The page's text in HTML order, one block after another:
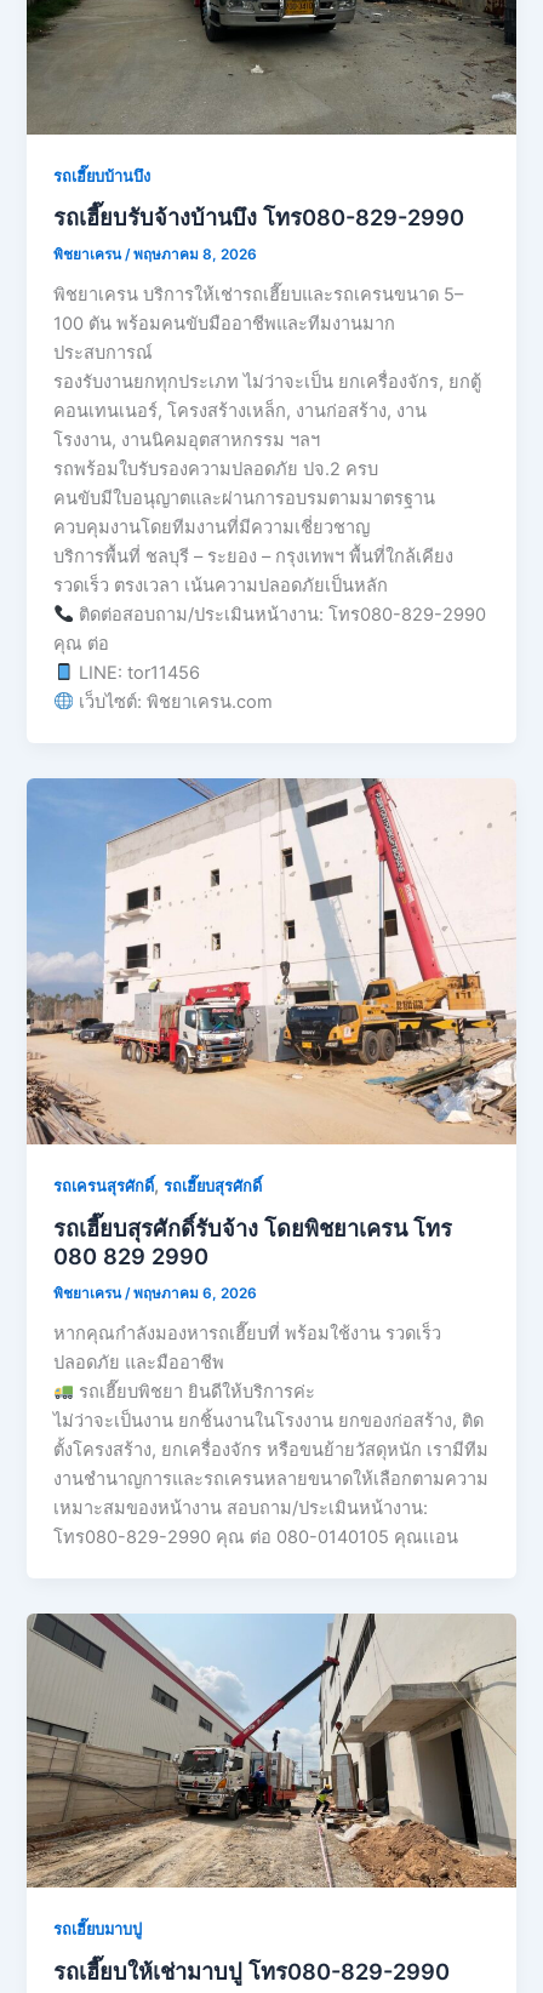
รถเฮี๊ยบบ้านบึง
รถเฮี๊ยบรับจ้างบ้านบึง โทร080-829-2990
พิชยาเครน/พฤษภาคม 8, 2026
พิชยาเครน บริการให้เช่ารถเฮี๊ยบและรถเครนขนาด 5–
100 ตัน พร้อมคนขับมืออาชีพและทีมงานมาก
ประสบการณ์
รองรับงานยกทุกประเภท ไม่ว่าจะเป็น ยกเครื่องจักร, ยกตู้
คอนเทนเนอร์, โครงสร้างเหล็ก, งานก่อสร้าง, งาน
โรงงาน, งานนิคมอุตสาหกรรม ฯลฯ
รถพร้อมใบรับรองความปลอดภัย ปจ.2 ครบ
คนขับมีใบอนุญาตและผ่านการอบรมตามมาตรฐาน
ควบคุมงานโดยทีมงานที่มีความเชี่ยวชาญ
บริการพื้นที่ ชลบุรี – ระยอง – กรุงเทพฯ พื้นที่ใกล้เคียง
รวดเร็ว ตรงเวลา เน้นความปลอดภัยเป็นหลัก
ติดต่อสอบถาม/ประเมินหน้างาน: โทร080-829-2990
คุณ ต่อ
LINE: tor11456
เว็บไซต์: พิชยาเครน.com
รถเครนสุรศักดิ์,รถเฮี๊ยบสุรศักดิ์
รถเฮี๊ยบสุรศักดิ์รับจ้าง โดยพิชยาเครน โทร
080 829 2990
พิชยาเครน/พฤษภาคม 6, 2026
หากคุณกำลังมองหารถเฮี๊ยบที่ พร้อมใช้งาน รวดเร็ว
ปลอดภัย และมืออาชีพ
รถเฮี๊ยบพิชยา ยินดีให้บริการค่ะ
ไม่ว่าจะเป็นงาน ยกชิ้นงานในโรงงาน ยกของก่อสร้าง, ติด
ตั้งโครงสร้าง, ยกเครื่องจักร หรือขนย้ายวัสดุหนัก เรามีทีม
งานชำนาญการและรถเครนหลายขนาดให้เลือกตามความ
เหมาะสมของหน้างาน สอบถาม/ประเมินหน้างาน:
โทร080-829-2990 คุณ ต่อ 080-0140105 คุณเเอน
รถเฮี๊ยบมาบปู
รถเฮี๊ยบให้เช่ามาบปู โทร080-829-2990